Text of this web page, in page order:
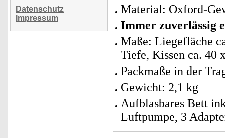
Datenschutz
Impressum
Material: Oxford-
Immer zuverlässig
Maße: Liegefläche
Tiefe, Kissen ca. 40
Packmaße in der
Gewicht: 2,1 kg
Aufblasbares Bett
Luftpumpe, 3